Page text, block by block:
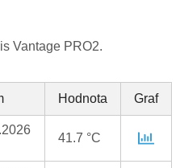
Vantage PRO2.
Hodnota Graf
41.7 °C